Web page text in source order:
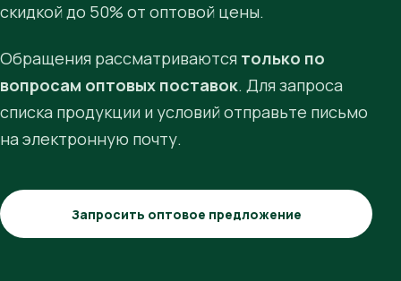
скидкой до 50% от оптовой цены.
Обращения рассматриваются только по
вопросам оптовых поставок. Для запроса
списка продукции и условий отправьте письмо
на электронную почту.
Запросить оптовое предложение